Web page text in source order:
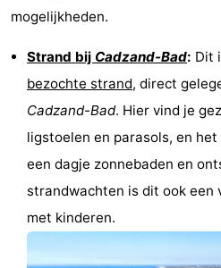
Zwin
Brugge
-
Gent
De
Kust
Knokke-
Heist
Zeebrugge
Blankenberge
Wenduine
Weer
mogelijkheden.
Strand bij Cadzand-Bad: Dit
bezochte strand, direct
Cadzand-Bad. Hier vind je
ligstoelen en parasols, en
een dagje zonnebaden en
strandwachten is dit ook een
met kinderen.